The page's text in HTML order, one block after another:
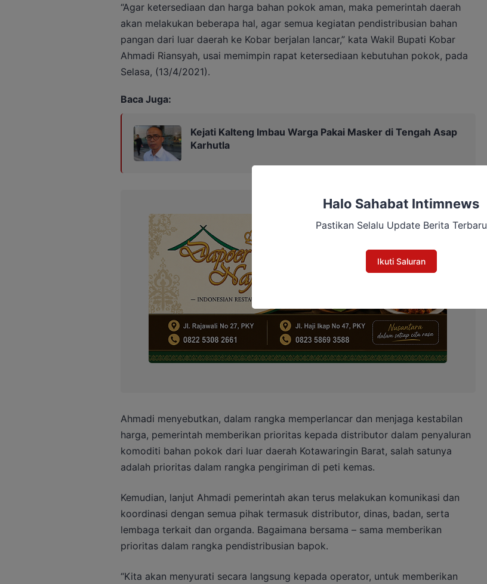
“Agar ketersediaan dan harga bahan pokok aman, maka pemerintah daerah
akan melakukan beberapa hal, agar semua kegiatan pendistribusian bahan
pangan dari luar daerah ke Kobar berjalan lancar,” kata Wakil Bupati Kobar
Ahmadi Riansyah, usai memimpin rapat ketersediaan kebutuhan pokok, pada
Selasa, (13/4/2021).
Baca Juga:
Kejati Kalteng Imbau Warga Pakai Masker di Tengah Asap
Karhutla
Ahmadi menyebutkan, dalam rangka memperlancar dan menjaga kestabilan
harga, pemerintah memberikan prioritas kepada distributor dalam penyaluran
komoditi bahan pokok dari luar daerah Kotawaringin Barat, salah satunya
adalah prioritas dalam rangka pengiriman di peti kemas.
Kemudian, lanjut Ahmadi pemerintah akan terus melakukan komunikasi dan
koordinasi dengan semua pihak termasuk distributor, dinas, badan, serta
lembaga terkait dan organda. Bagaimana bersama – sama memberikan
prioritas dalam rangka pendistribusian bapok.
“Kita akan menyurati secara langsung kepada operator, untuk memberikan
Halo Sahabat Intimnews
Pastikan Selalu Update Berita Terbaru
Ikuti Saluran